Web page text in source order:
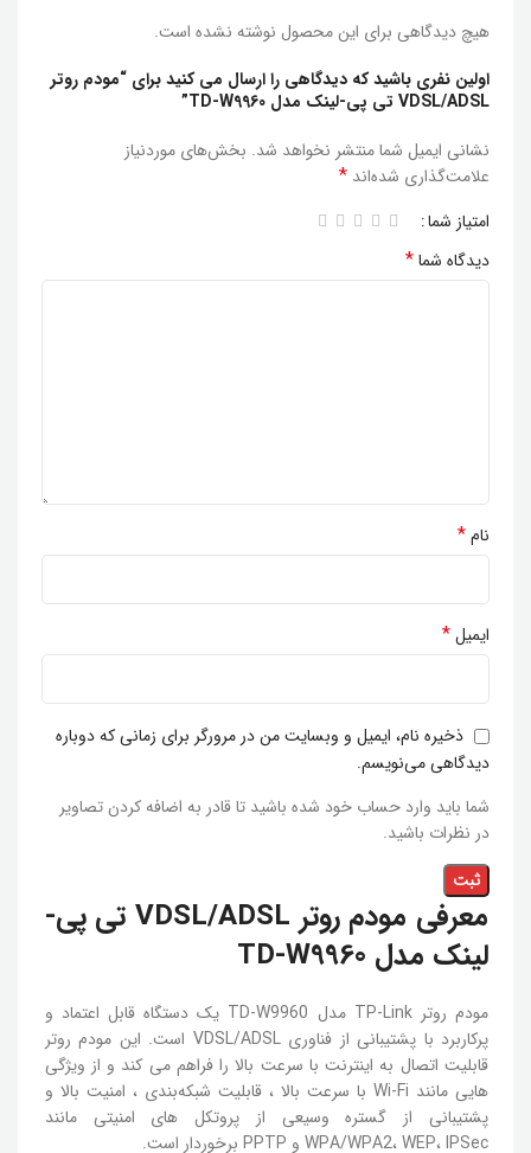
هیچ دیدگاهی برای این محصول نوشته نشده است.
اولین نفری باشید که دیدگاهی را ارسال می کنید برای “مودم روتر
VDSL/ADSL تی پی-لینک مدل TD-W9960”
نشانی ایمیل شما منتشر نخواهد شد. بخش‌های موردنیاز
علامت‌گذاری شده‌اند*
امتیاز شما
دیدگاه شما*
نام*
ایمیل*
ذخیره نام، ایمیل و وبسایت من در مرورگر برای زمانی که دوباره
دیدگاهی می‌نویسم.
شما باید وارد حساب خود شده باشید تا قادر به اضافه کردن تصاویر
در نظرات باشید.
معرفی مودم روتر VDSL/ADSL تی پی-
لینک مدل TD-W9960
مودم روتر TP-Link مدل TD-W9960 یک دستگاه قابل اعتماد و
پرکاربرد با پشتیبانی از فناوری VDSL/ADSL است. این مودم روتر
قابلیت اتصال به اینترنت با سرعت بالا را فراهم می کند و از ویژگی
هایی مانند Wi-Fi با سرعت بالا ، قابلیت شبکه‌بندی ، امنیت بالا و
پشتیبانی از گستره وسیعی از پروتکل های امنیتی مانند
WPA/WPA2، WEP، IPSec و PPTP برخوردار است.